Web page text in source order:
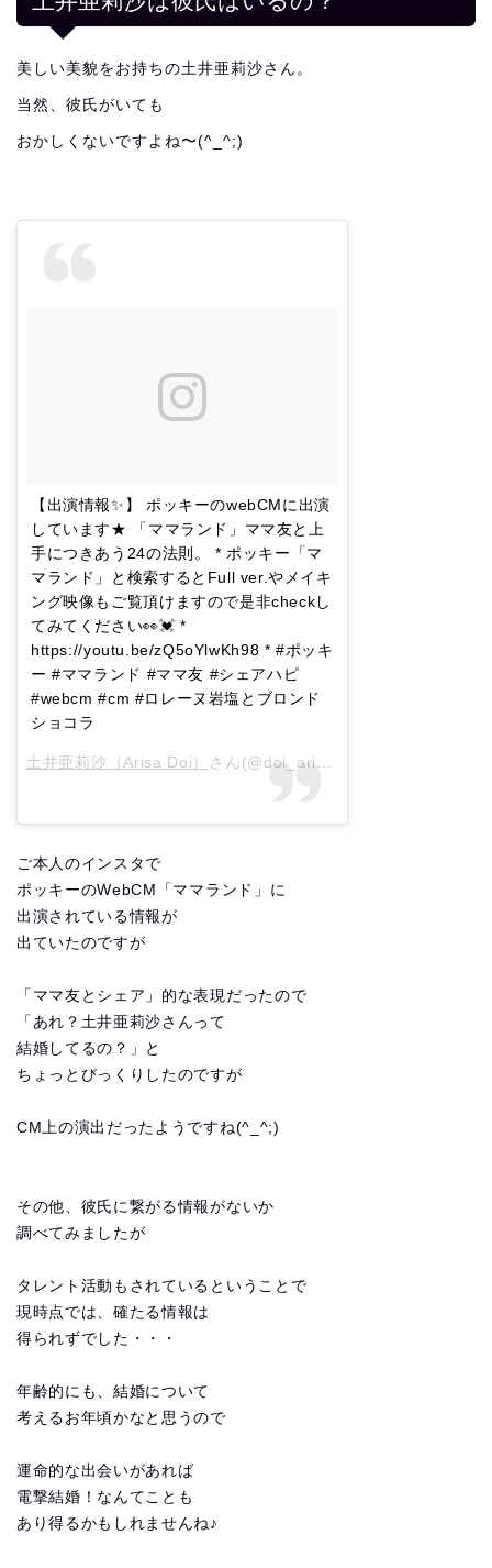
美しい美貌をお持ちの土井亜莉沙さん。
当然、彼氏がいても
おかしくないですよね〜(^_^;)
【出演情報✨】 ポッキーのwebCMに出演
しています★ 「ママランド」ママ友と上
手につきあう24の法則。 * ポッキー「マ
マランド」と検索するとFull ver.やメイキ
ング映像もご覧頂けますので是非checkし
てみてください👀💓 *
https://youtu.be/zQ5oYlwKh98 * #ポッキ
ー #ママランド #ママ友 #シェアハピ
#webcm #cm #ロレーヌ岩塩とブロンド
ショコラ
土井亜莉沙（Arisa Doi） さん(@doi_arisa)がシェアした投稿 –
ご本人のインスタで
ポッキーのWebCM「ママランド」に
出演されている情報が
出ていたのですが
「ママ友とシェア」的な表現だったので
「あれ？土井亜莉沙さんって
結婚してるの？」と
ちょっとびっくりしたのですが
CM上の演出だったようですね(^_^;)
その他、彼氏に繋がる情報がないか
調べてみましたが
タレント活動もされているということで
現時点では、確たる情報は
得られずでした・・・
年齢的にも、結婚について
考えるお年頃かなと思うので
運命的な出会いがあれば
電撃結婚！なんてことも
あり得るかもしれませんね♪